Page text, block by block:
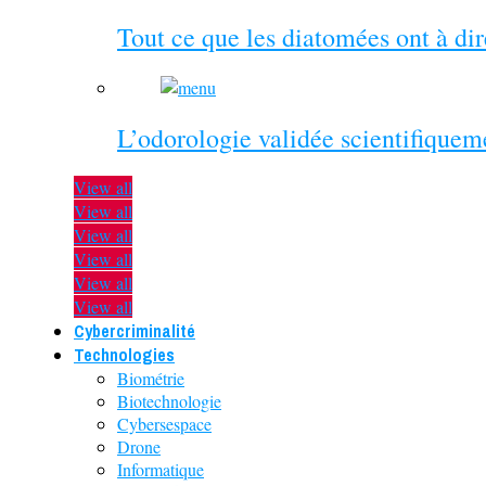
Tout ce que les diatomées ont à
L’odorologie validée
View all
View all
View all
View all
View all
View all
Cybercriminalité
Technologies
Biométrie
Biotechnologie
Cybersespace
Drone
Informatique